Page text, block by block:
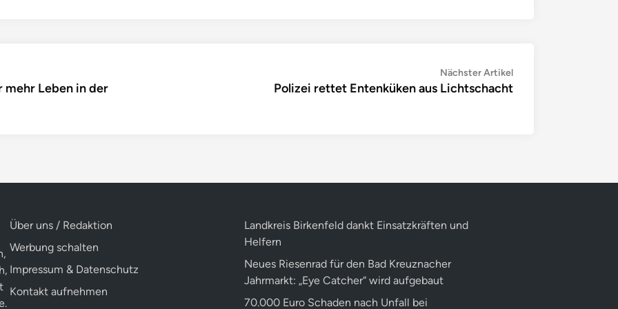
mehr Leben in der
Nächster ArtikelNächster
Artikel:
Polizei rettet Entenküken aus Lichtschacht
Über uns / Redaktion
Werbung schalten
Impressum & Datenschutz
Kontakt aufnehmen
Landkreis Birkenfeld dankt Einsatzkräften und
Helfern
Neues Riesenrad für den Bad Kreuznacher
Jahrmarkt: „Eye Catcher“ wird aufgebaut
70.000 Euro Schaden nach Unfall bei